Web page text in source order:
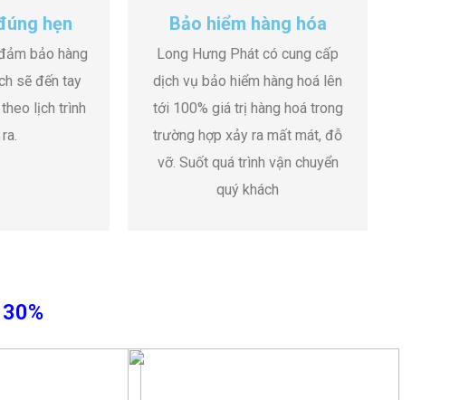
hẹn
bảo hàng
sẽ đến tay
lịch trình
Bảo hiểm hàng hóa
Long Hưng Phát có cung cấp
dịch vụ bảo hiểm hàng hoá lên
tới 100% giá trị hàng hoá trong
trường hợp xảy ra mất mát, đỗ
vỡ. Suốt quá trình vận chuyển
quý khách